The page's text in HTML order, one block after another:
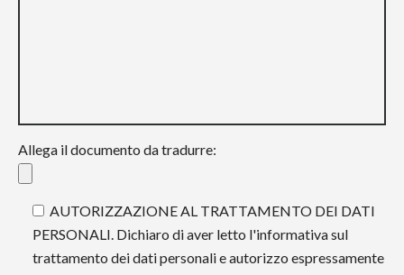
Allega il documento da tradurre:
AUTORIZZAZIONE AL TRATTAMENTO DEI DATI
PERSONALI. Dichiaro di aver letto l'informativa sul
trattamento dei dati personali e autorizzo espressamente